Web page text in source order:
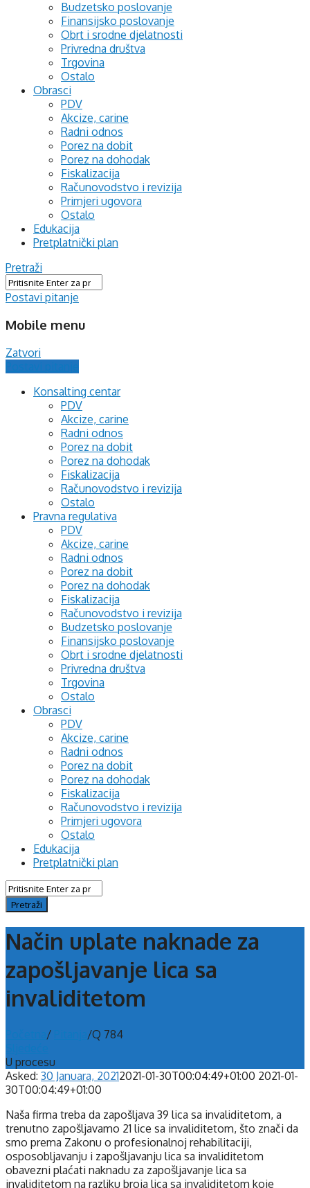
Budzetsko poslovanje
Finansijsko poslovanje
Obrt i srodne djelatnosti
Privredna društva
Trgovina
Ostalo
Obrasci
PDV
Akcize, carine
Radni odnos
Porez na dobit
Porez na dohodak
Fiskalizacija
Računovodstvo i revizija
Primjeri ugovora
Ostalo
Edukacija
Pretplatnički plan
Pretraži
Postavi pitanje
Mobile menu
Zatvori
Konsalting centar
PDV
Akcize, carine
Radni odnos
Porez na dobit
Porez na dohodak
Fiskalizacija
Računovodstvo i revizija
Ostalo
Pravna regulativa
PDV
Akcize, carine
Radni odnos
Porez na dobit
Porez na dohodak
Fiskalizacija
Računovodstvo i revizija
Budzetsko poslovanje
Finansijsko poslovanje
Obrt i srodne djelatnosti
Privredna društva
Trgovina
Ostalo
Obrasci
PDV
Akcize, carine
Radni odnos
Porez na dobit
Porez na dohodak
Fiskalizacija
Računovodstvo i revizija
Primjeri ugovora
Ostalo
Edukacija
Pretplatnički plan
Način uplate naknade za
zapošljavanje lica sa
invaliditetom
/ /Q 784
U procesu
Asked: 30 Januara, 20212021-01-30T00:04:49+01:00 2021-01-
30T00:04:49+01:00
Naša firma treba da zapošljava 39 lica sa invaliditetom, a
trenutno zapošljavamo 21 lice sa invaliditetom, što znači da
smo prema Zakonu o profesionalnoj rehabilitaciji,
osposobljavanju i zapošljavanju lica sa invaliditetom
obavezni plaćati naknadu za zapošljavanje lica sa
invaliditetom na razliku broja lica sa invaliditetom koje